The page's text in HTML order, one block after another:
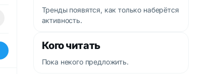
Тренды появятся, как только наберётся
активность.
Кого читать
Пока некого предложить.